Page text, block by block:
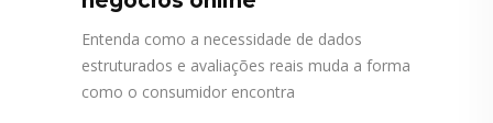
Entenda como a necessidade de dados
estruturados e avaliações reais muda a forma
como o consumidor encontra